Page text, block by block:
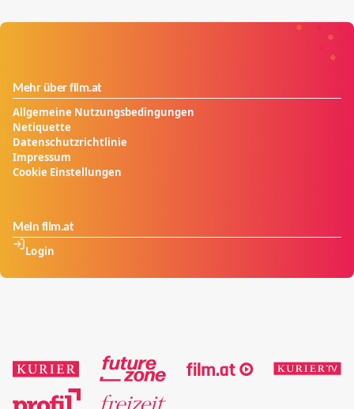
Mehr über film.at
Allgemeine Nutzungsbedingungen
Netiquette
Datenschutzrichtlinie
Impressum
Cookie Einstellungen
Mein film.at
Login